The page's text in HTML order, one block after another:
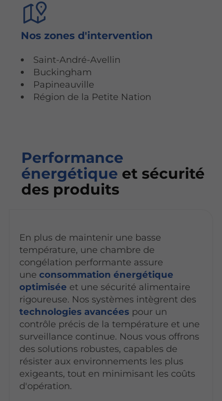
Nos zones d'intervention
Saint-André-Avellin
Buckingham
Papineauville
Région de la Petite Nation
Performance
énergétique et sécurité
des produits
En plus de maintenir une basse
température, une chambre de
congélation performante assure
une consommation énergétique
optimisée et une sécurité alimentaire
rigoureuse. Nos systèmes intègrent des
technologies avancées pour un
contrôle précis de la température et une
surveillance continue. Nous vous offrons
des solutions robustes, capables de
résister aux environnements les plus
exigeants, tout en minimisant les coûts
d'opération.